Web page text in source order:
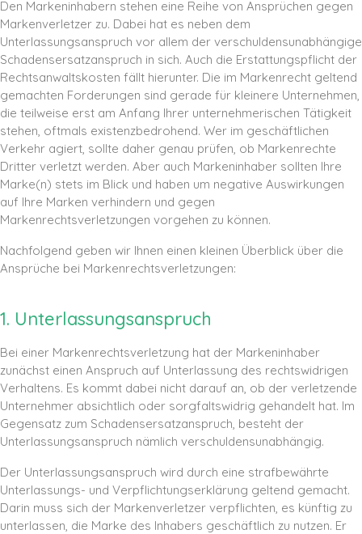
Den Markeninhabern stehen eine Reihe von Ansprüchen gegen
Markenverletzer zu. Dabei hat es neben dem
Unterlassungsanspruch vor allem der verschuldensunabhängige
Schadensersatzanspruch in sich. Auch die Erstattungspflicht der
Rechtsanwaltskosten fällt hierunter. Die im Markenrecht geltend
gemachten Forderungen sind gerade für kleinere Unternehmen,
die teilweise erst am Anfang Ihrer unternehmerischen Tätigkeit
stehen, oftmals existenzbedrohend. Wer im geschäftlichen
Verkehr agiert, sollte daher genau prüfen, ob Markenrechte
Dritter verletzt werden. Aber auch Markeninhaber sollten Ihre
Marke(n) stets im Blick und haben um negative Auswirkungen
auf Ihre Marken verhindern und gegen
Markenrechtsverletzungen vorgehen zu können.
Nachfolgend geben wir Ihnen einen kleinen Überblick über die
Ansprüche bei Markenrechtsverletzungen:
1. Unterlassungsanspruch
Bei einer Markenrechtsverletzung hat der Markeninhaber
zunächst einen Anspruch auf Unterlassung des rechtswidrigen
Verhaltens. Es kommt dabei nicht darauf an, ob der verletzende
Unternehmer absichtlich oder sorgfaltswidrig gehandelt hat. Im
Gegensatz zum Schadensersatzanspruch, besteht der
Unterlassungsanspruch nämlich verschuldensunabhängig.
Der Unterlassungsanspruch wird durch eine strafbewährte
Unterlassungs- und Verpflichtungserklärung geltend gemacht.
Darin muss sich der Markenverletzer verpflichten, es künftig zu
unterlassen, die Marke des Inhabers geschäftlich zu nutzen. Er